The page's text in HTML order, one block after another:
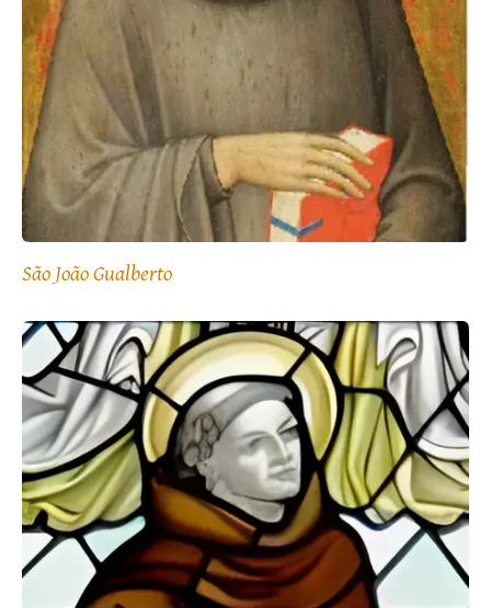
São João Gualberto